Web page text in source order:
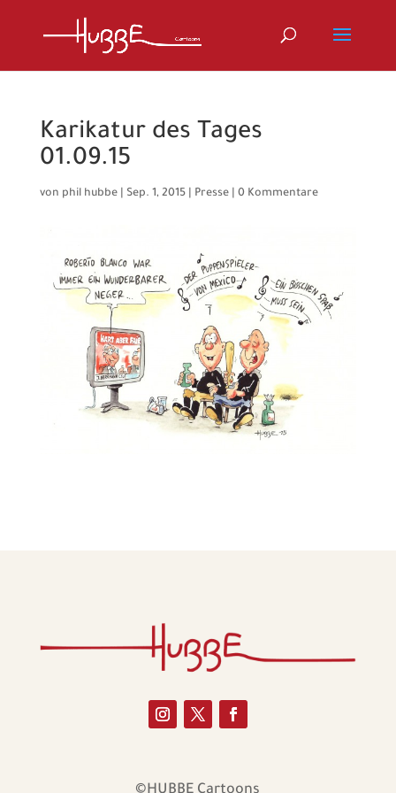
Karikatur des Tages
01.09.15
von phil hubbe| Sep. 1, 2015| Presse| 0 Kommentare